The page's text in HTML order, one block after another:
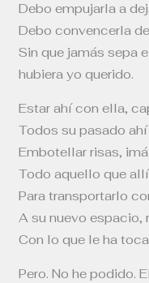
Debo empujarla a
Debo convencerla
Sin que jamás sepa
hubiera yo querido.
Estar ahí con ella,
Todos su pasado
Embotellar risas,
Todo aquello que
Para transportarlo
A su nuevo espacio,
Con lo que le ha
Pero. No he podido.